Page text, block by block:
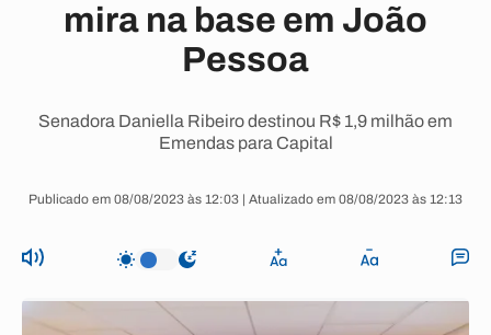
mira na base em João
Pessoa
Senadora Daniella Ribeiro destinou R$ 1,9 milhão em
Emendas para Capital
Publicado em 08/08/2023 às 12:03 | Atualizado em 08/08/2023 às 12:13